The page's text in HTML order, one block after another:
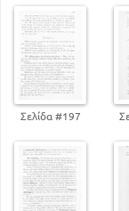
Σελίδα #197